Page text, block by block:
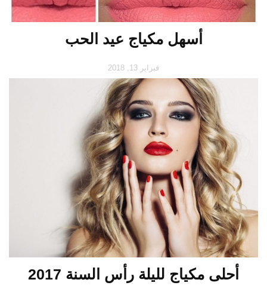
أسهل مكياج عيد الحب
فبراير 13, 2018
أحلى مكياج لليلة رأس السنة 2017